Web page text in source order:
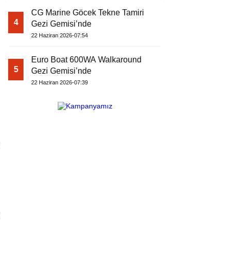
4
CG Marine Göcek Tekne Tamiri
Gezi Gemisi’nde
22 Haziran 2026-07:54
5
Euro Boat 600WA Walkaround
Gezi Gemisi’nde
22 Haziran 2026-07:39